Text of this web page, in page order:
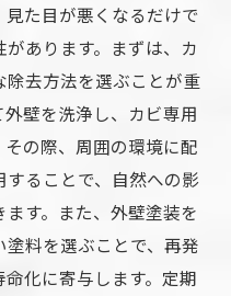
た目が悪くなるだけで
あります。まずは、カ
除去方法を選ぶことが重
壁を洗浄し、カビ専用
の際、周囲の環境に配
ることで、自然への影
す。また、外壁塗装を
料を選ぶことで、再発
化に寄与します。定期